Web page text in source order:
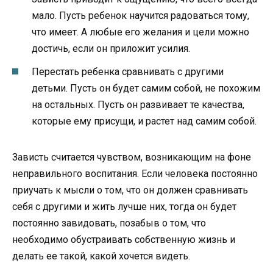
мало. Пусть ребенок научится радоваться тому,
что имеет. А любые его желания и цели можно
достичь, если он приложит усилия.
Перестать ребенка сравнивать с другими
детьми. Пусть он будет самим собой, не похожим
на остальных. Пусть он развивает те качества,
которые ему присущи, и растет над самим собой.
Зависть считается чувством, возникающим на фоне
неправильного воспитания. Если человека постоянно
приучать к мысли о том, что он должен сравнивать
себя с другими и жить лучше них, тогда он будет
постоянно завидовать, позабыв о том, что
необходимо обустраивать собственную жизнь и
делать ее такой, какой хочется видеть.